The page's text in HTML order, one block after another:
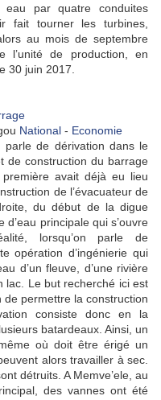
par quatre conduites
fait tourner les turbines,
au mois de septembre
de production, en
30 juin 2017.
National - Economie
parle de dérivation dans le
construction du barrage
première avait déjà eu lieu
de l’évacuateur de
du début de la digue
principale qui s’ouvre
lorsqu’on parle de
opération d’ingénierie qui
d’un fleuve, d’une rivière
lac. Le but recherché ici est
de permettre la construction
consiste donc en la
batardeaux. Ainsi, un
où doit être érigé un
alors travailler à sec.
détruits. A Memve’ele, au
des vannes ont été